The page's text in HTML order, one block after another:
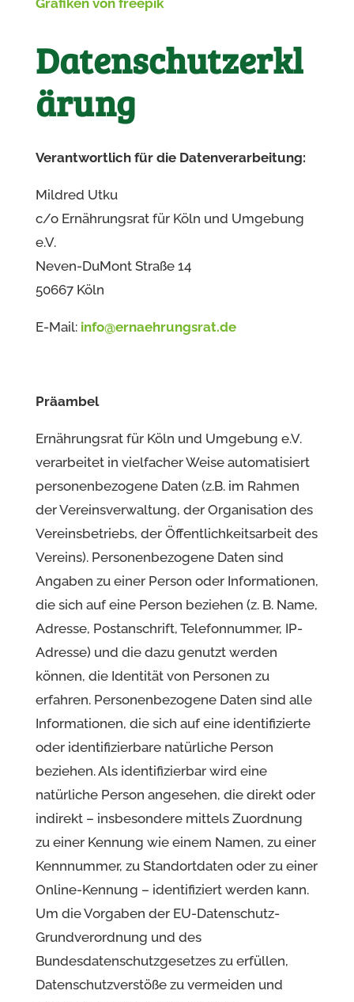
Grafiken von freepik
Datenschutzerkl
ärung
Verantwortlich für die Datenverarbeitung:
Mildred Utku
c/o Ernährungsrat für Köln und Umgebung
e.V.
Neven-DuMont Straße 14
50667 Köln
E-Mail: info@ernaehrungsrat.de
Präambel
Ernährungsrat für Köln und Umgebung e.V.
verarbeitet in vielfacher Weise automatisiert
personenbezogene Daten (z.B. im Rahmen
der Vereinsverwaltung, der Organisation des
Vereinsbetriebs, der Öffentlichkeitsarbeit des
Vereins). Personenbezogene Daten sind
Angaben zu einer Person oder Informationen,
die sich auf eine Person beziehen (z. B. Name,
Adresse, Postanschrift, Telefonnummer, IP-
Adresse) und die dazu genutzt werden
können, die Identität von Personen zu
erfahren. Personenbezogene Daten sind alle
Informationen, die sich auf eine identifizierte
oder identifizierbare natürliche Person
beziehen. Als identifizierbar wird eine
natürliche Person angesehen, die direkt oder
indirekt – insbesondere mittels Zuordnung
zu einer Kennung wie einem Namen, zu einer
Kennnummer, zu Standortdaten oder zu einer
Online-Kennung – identifiziert werden kann.
Um die Vorgaben der EU-Datenschutz-
Grundverordnung und des
Bundesdatenschutzgesetzes zu erfüllen,
Datenschutzverstöße zu vermeiden und